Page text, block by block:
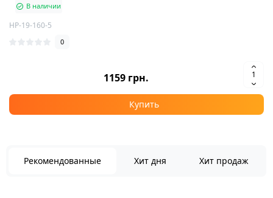
В наличии
HP-19-160-5
0
1159 грн.
Купить
Рекомендованные Хит дня Хит продаж